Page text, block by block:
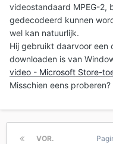
videostandaard MPEG-2,
gedecodeerd kunnen
wel kan natuurlijk.
Hij gebruikt daarvoor
downloaden is van
video - Microsoft Store-
Misschien eens proberen?
VOR.